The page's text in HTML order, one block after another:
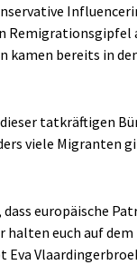
Remigrationsgipfel
kamen bereits in
tatkräftigen
viele
europäische
halten euch auf
Eva